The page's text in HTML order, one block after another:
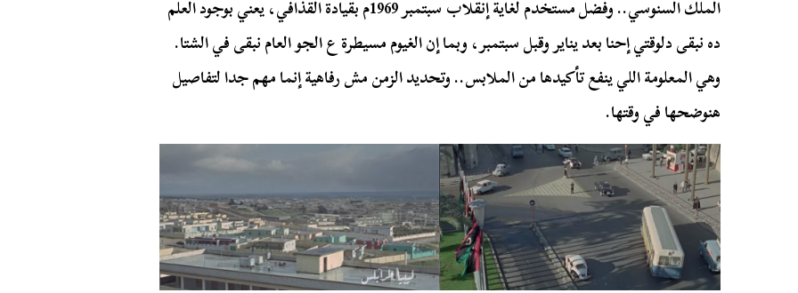
الملكالسنوسي.. وفضل مستخدم لغاية إنقلاب سبتمبر 1969م بقيادة القذافي، يعني بوجود العلم
ده نبقى دلوقتي إحنا بعد يناير وقبل سبتمبر، وبما إن الغيوم مسيطرة ع الجو العام نبقى في الشتا.
وهي المعلومة اللي ينفع تأكيدها من الملابس.. وتحديد الزمن مش رفاهية إنما مهم جدا لتفاصيل
هنوضحها في وقتها.